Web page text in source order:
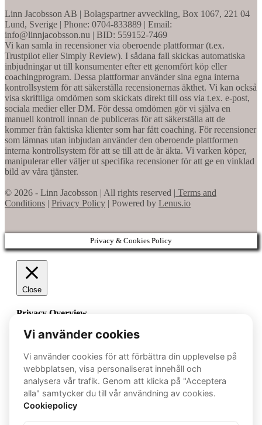
Linn Jacobsson AB | Bolagspartner avveckling, Box 1067, 221 04
Lund, Sverige | Phone: 0704-833889 | Email:
info@linnjacobsson.nu | BID: 559152-7469
Vi kan samla in recensioner via oberoende plattformar (t.ex.
Trustpilot eller Simply Review). I sådana fall skickas automatiska
inbjudningar ut till konsumenter efter ett genomfört köp eller
coachingprogram. Dessa plattformar använder sina egna interna
kontrollsystem för att säkerställa recensionernas äkthet. Vi kan också
visa skriftliga omdömen som skickats direkt till oss via t.ex. e-post,
sociala medier eller DM. För dessa omdömen gör vi själva en
manuell kontroll innan de publiceras för att säkerställa att de
kommer från faktiska klienter som har fått coaching. För recensioner
som lämnas utan inbjudan använder den oberoende plattformen
interna kontrollsystem för att se till att de är äkta. Vi varken köper,
manipulerar eller väljer ut specifika recensioner för att ge en vinklad
bild av våra tjänster.
© 2026 - Linn Jacobsson | All rights reserved | Terms and
Conditions | Privacy Policy | Powered by Lenus.io
Privacy & Cookies Policy
Close
Privacy Overview
This website uses cookies to improve your experience while
cookies that are categorized as necessary are stored on your
browser as they are essential for the working of basic
functionalities of the website. We also use third-party cookies
that help us analyze and understand how you use this website.
These cookies will be stored in your browser only with your
consent. You also have the option to opt-out of these cookies.
But opting out of some of these cookies may have an effect